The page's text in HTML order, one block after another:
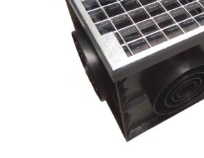
Arbeitskleidung
Baustellenbedarf
Funkenfreies Werkzeug